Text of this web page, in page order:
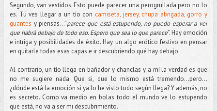
Segundo, van vestidos. Esto puede parecer una perogrullada pero no lo
es. Tú ves llegar a un tío con camiseta, jersey, chupa abrigada, gorro y
guantes y piensas...”parece que está estupendo, no puedo esperar a ver
que habrá debajo de todo eso. Espero que sea lo que parece”. Hay emoción
e intriga y posibilidades de éxito. Hay un algo erótico festivo en pensar
en quitarle todas esas capas e ir descubriendo qué hay debajo.
Al contrario, un tío llega en bañador y chanclas y a mí la verdad es que
no me sugiere nada. Que si, que lo mismo está tremendo...pero...
¿dónde está la emoción si ya lo he visto todo según llega? Y además, no
es secreto. Como va medio en bolas todo el mundo ve lo estupendo
que está, no va a ser mi descubrimiento.